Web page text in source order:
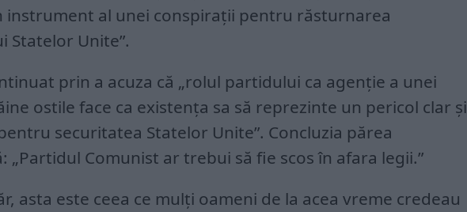
instrument al unei conspirații pentru răsturnarea
Statelor Unite”.
prin a acuza că „rolul partidului ca agenție a unei
ostile face ca existența sa să reprezinte un pericol clar și
securitatea Statelor Unite”. Concluzia părea
„Partidul Comunist ar trebui să fie scos în afara legii.”
asta este ceea ce mulți oameni de la acea vreme credeau